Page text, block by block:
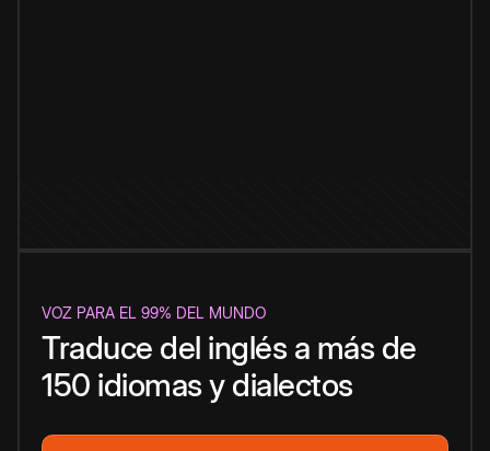
VOZ PARA EL 99% DEL MUNDO
Traduce del inglés a más de
150 idiomas y dialectos